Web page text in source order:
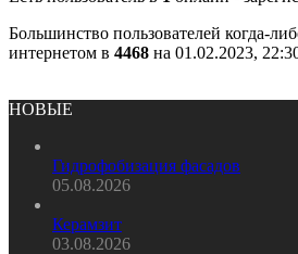
Большинство пользователей когда-
интернетом в 4468 на 01.02.2023,
НОВЫЕ
Гидрофобизация фасадов
05.08.2026
Керамзит
03.08.2026